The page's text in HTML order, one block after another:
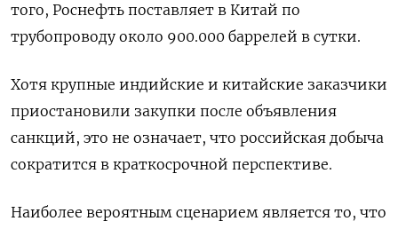
того, Роснефть поставляет в Китай по
трубопроводу около 900.000 баррелей в сутки.
Хотя крупные индийские и китайские заказчики
приостановили закупки после объявления
санкций, это не означает, что российская добыча
сократится в краткосрочной перспективе.
Наиболее вероятным сценарием является то, что